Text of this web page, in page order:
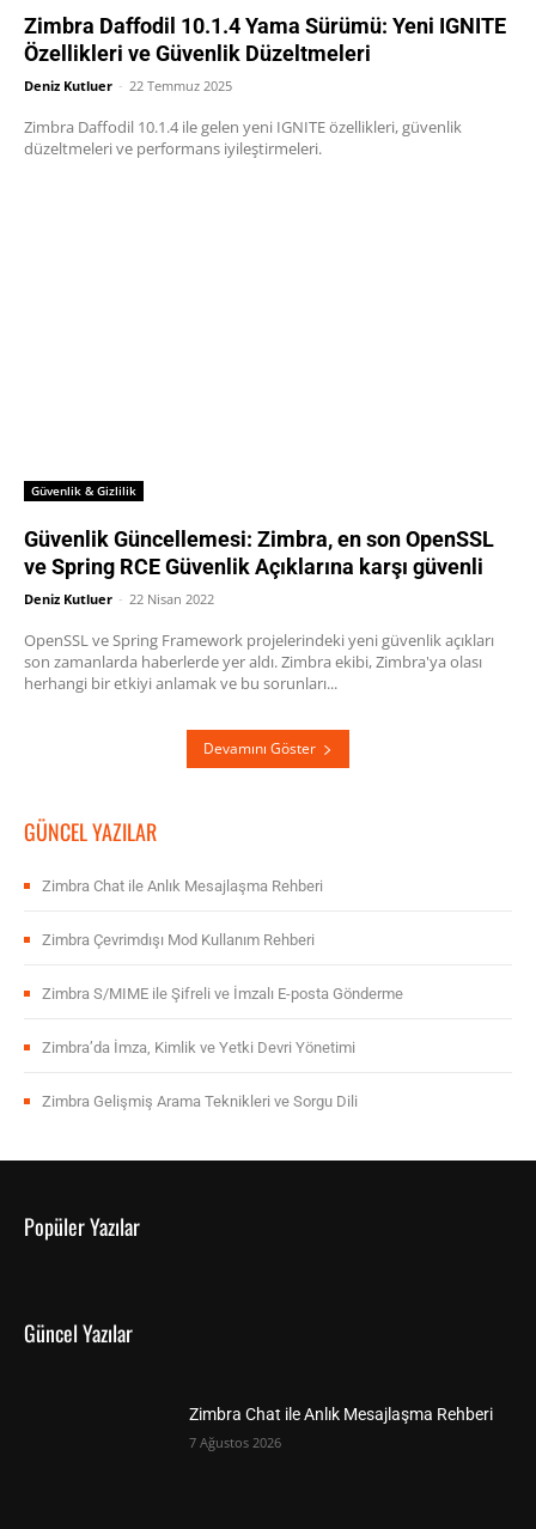
Zimbra Daffodil 10.1.4 Yama Sürümü: Yeni IGNITE
Özellikleri ve Güvenlik Düzeltmeleri
Deniz Kutluer - 22 Temmuz 2025
Zimbra Daffodil 10.1.4 ile gelen yeni IGNITE özellikleri, güvenlik
düzeltmeleri ve performans iyileştirmeleri.
Güvenlik & Gizlilik
Güvenlik Güncellemesi: Zimbra, en son OpenSSL
ve Spring RCE Güvenlik Açıklarına karşı güvenli
Deniz Kutluer - 22 Nisan 2022
OpenSSL ve Spring Framework projelerindeki yeni güvenlik açıkları
son zamanlarda haberlerde yer aldı. Zimbra ekibi, Zimbra'ya olası
herhangi bir etkiyi anlamak ve bu sorunları...
Devamını Göster
GÜNCEL YAZILAR
Zimbra Chat ile Anlık Mesajlaşma Rehberi
Zimbra Çevrimdışı Mod Kullanım Rehberi
Zimbra S/MIME ile Şifreli ve İmzalı E-posta Gönderme
Zimbra’da İmza, Kimlik ve Yetki Devri Yönetimi
Zimbra Gelişmiş Arama Teknikleri ve Sorgu Dili
Popüler Yazılar
Güncel Yazılar
Zimbra Chat ile Anlık Mesajlaşma Rehberi
7 Ağustos 2026